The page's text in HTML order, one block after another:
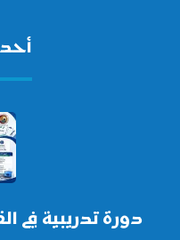
دورة تدريبية في